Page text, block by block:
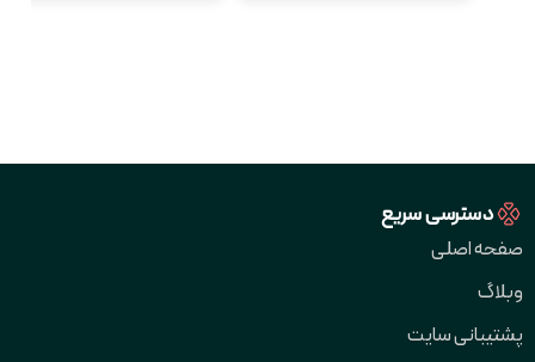
دسترسی سریع
صفحه اصلی
وبلاگ
پشتیبانی سایت